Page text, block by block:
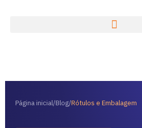
Página inicial/Blog/Rótulos e Embalagem